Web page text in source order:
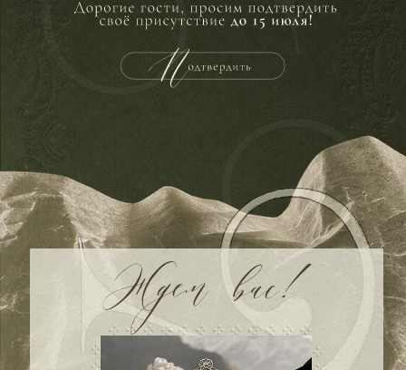
дня
02 05
минут
40
часов